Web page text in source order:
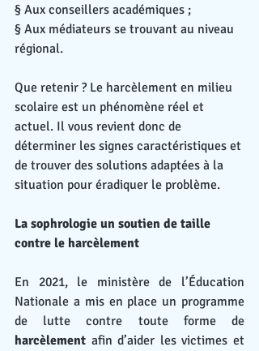
§ Aux conseillers académiques ;
§ Aux médiateurs se trouvant au niveau
régional.
Que retenir ? Le harcèlement en milieu
scolaire est un phénomène réel et
actuel. Il vous revient donc de
déterminer les signes caractéristiques et
de trouver des solutions adaptées à la
situation pour éradiquer le problème.
La sophrologie un soutien de taille
contre le harcèlement
En 2021, le ministère de l’Éducation
Nationale a mis en place un programme
harcèlement afin d’aider les victimes et